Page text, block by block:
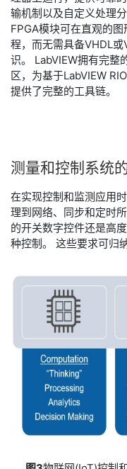
输机制以及自定义处理
FPGA模块可在直观的
程，而无需具备VHDL
识。 LabVIEW拥有完整
区，为基于LabVIEW
提供了完整的工具链。
测量和控制 系统
在实现控制和监测应用
理到网络、同步和定时
的开关数字控件还是高
种控制。 这些要求可归